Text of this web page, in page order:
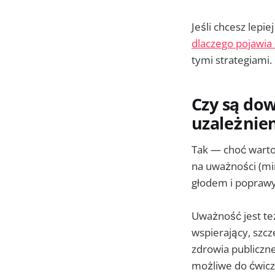
Jeśli chcesz
dlaczego
tymi strategiami.
Czy są
Tak — choć
na uważności
głodem i
Uważność jest
wspierający,
zdrowia
możliwe do